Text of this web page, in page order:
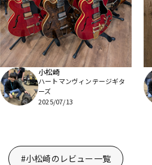
小松崎
ハートマンヴィンテージギタ
ーズ
2025/07/13
#小松崎のレビュー一覧